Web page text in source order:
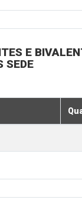
E
SEDE